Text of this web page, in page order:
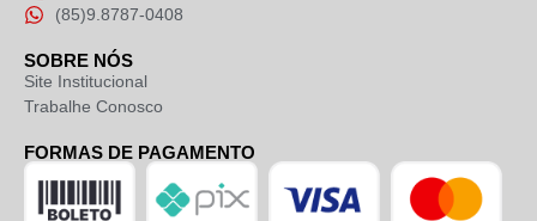
(85)9.8787-0408
SOBRE NÓS
Site Institucional
Trabalhe Conosco
FORMAS DE PAGAMENTO